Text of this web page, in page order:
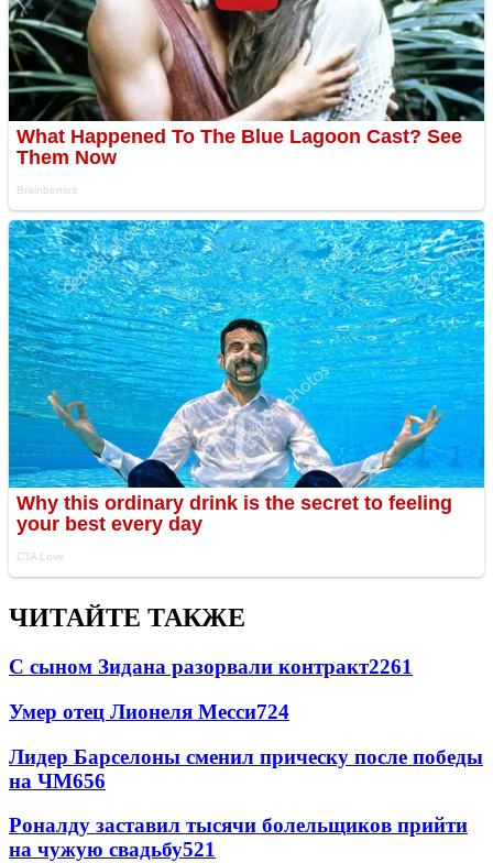
ЧИТАЙТЕ ТАКЖЕ
С сыном Зидана разорвали контракт2261
Умер отец Лионеля Месси724
Лидер Барселоны сменил прическу после победы
на ЧМ656
Роналду заставил тысячи болельщиков прийти
на чужую свадьбу521